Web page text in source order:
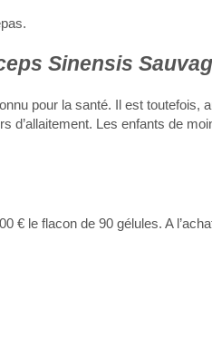
Sinensis
pour la santé. Il est toutefois,
d’allaitement. Les enfants de
€ le flacon de 90 gélules. A